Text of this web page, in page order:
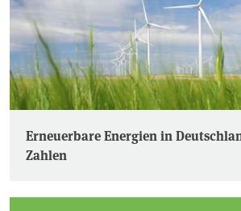
Erneuerbare Energien in
Zahlen